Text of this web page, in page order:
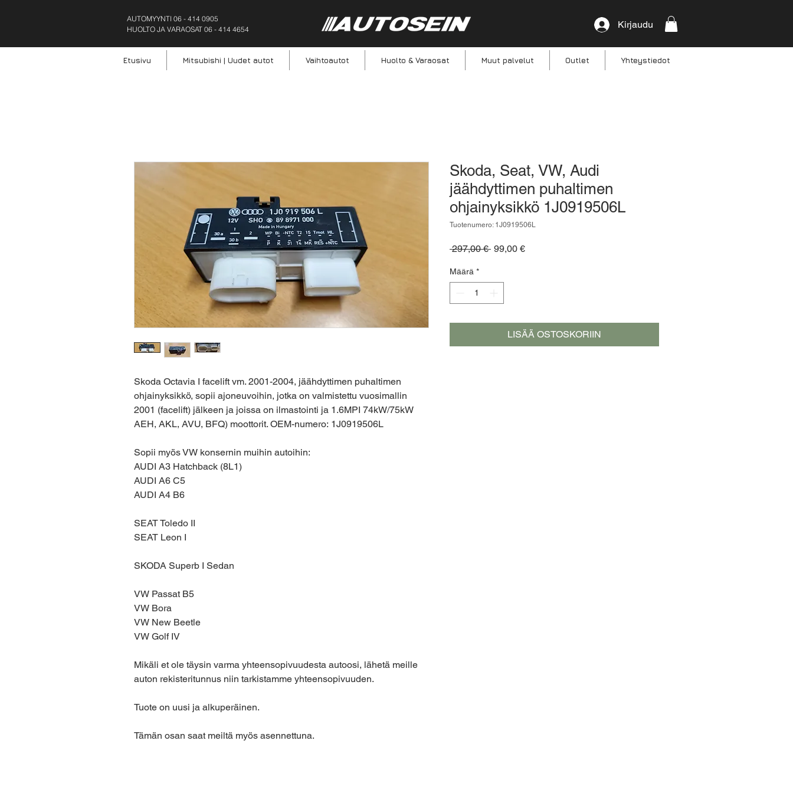
AUTOMYYNTI 06 - 414 0905
HUOLTO JA VARAOSAT 06 - 414 4654
Kirjaudu
Etusivu Mitsubishi | Uudet autot Vaihtoautot Huolto & Varaosat Muut palvelut Outlet Yhteystiedot
Skoda Octavia I facelift vm. 2001-2004, jäähdyttimen puhaltimen
ohjainyksikkö, sopii ajoneuvoihin, jotka on valmistettu vuosimallin
2001 (facelift) jälkeen ja joissa on ilmastointi ja 1.6MPI 74kW/75kW
AEH, AKL, AVU, BFQ) moottorit. OEM-numero: 1J0919506L
Sopii myös VW konsernin muihin autoihin:
AUDI A3 Hatchback (8L1)
AUDI A6 C5
AUDI A4 B6
SEAT Toledo II
SEAT Leon I
SKODA Superb I Sedan
VW Passat B5
VW Bora
VW New Beetle
VW Golf IV
Mikäli et ole täysin varma yhteensopivuudesta autoosi, lähetä meille
auton rekisteritunnus niin tarkistamme yhteensopivuuden.
Tuote on uusi ja alkuperäinen.
Tämän osan saat meiltä myös asennettuna.
Skoda, Seat, VW, Audi
jäähdyttimen puhaltimen
ohjainyksikkö 1J0919506L
Tuotenumero: 1J0919506L
297,00 € Normaali
99,00 €Alehinta
Määrä *
LISÄÄ OSTOSKORIIN